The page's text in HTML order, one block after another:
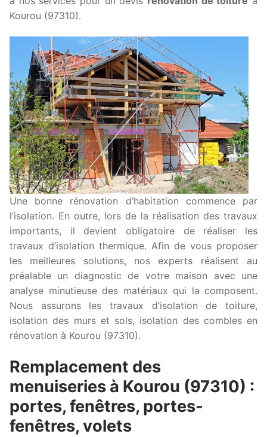
Kourou (97310).
Une bonne rénovation d’habitation commence par
l’isolation. En outre, lors de la réalisation des travaux
importants, il devient obligatoire de réaliser les
travaux d’isolation thermique. Afin de vous proposer
les meilleures solutions, nos experts réalisent au
préalable un diagnostic de votre maison avec une
analyse minutieuse des matériaux qui la composent.
Nous assurons les travaux d’isolation de toiture,
isolation des murs et sols, isolation des combles en
rénovation à Kourou (97310).
Remplacement des
menuiseries à Kourou (97310) :
portes, fenêtres, portes-
fenêtres, volets